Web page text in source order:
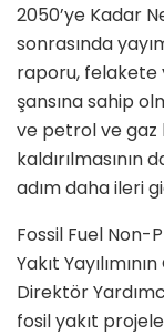
2050’ye Kadar
sonrasında
raporu, felakete
şansına sahip
ve petrol ve gaz
adım daha ileri
Fossil Fuel
Yakıt
Direktör
fosil yakıt